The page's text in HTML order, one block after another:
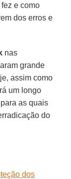
e como
dos erros e
nas
grande
assim como
um longo
as quais
do
dos